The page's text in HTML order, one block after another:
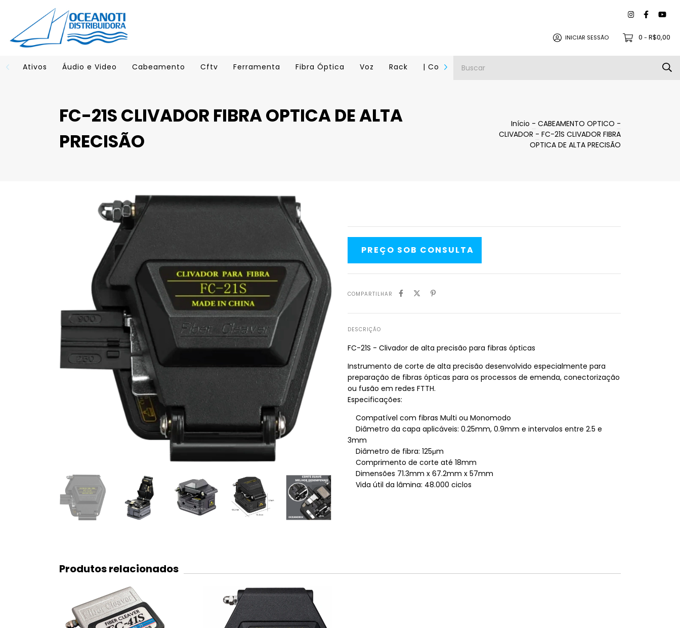
INICIAR SESSÃO 0 - R$0,00
Ativos Áudio e Video Cabeamento Cftv Ferramenta Fibra Óptica Voz Rack | Contato | Política de Trocas e Devoluções
FC-21S CLIVADOR FIBRA OPTICA DE ALTA
PRECISÃO
Início - CABEAMENTO OPTICO -
CLIVADOR - FC-21S CLIVADOR FIBRA
OPTICA DE ALTA PRECISÃO
COMPARTILHAR
DESCRIÇÃO
FC-21S - Clivador de alta precisão para fibras ópticas
Instrumento de corte de alta precisão desenvolvido especialmente para
preparação de fibras ópticas para os processos de emenda, conectorização
ou fusão em redes FTTH.
Especificações:
Compatível com fibras Multi ou Monomodo
Diâmetro da capa aplicáveis: 0.25mm, 0.9mm e intervalos entre 2.5 e
3mm
Diâmetro de fibra: 125μm
Comprimento de corte até 18mm
Dimensões 71.3mm x 67.2mm x 57mm
Vida útil da lâmina: 48.000 ciclos
Produtos relacionados